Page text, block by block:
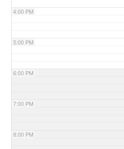
4:00 PM
5:00 PM
6:00 PM
7:00 PM
8:00 PM